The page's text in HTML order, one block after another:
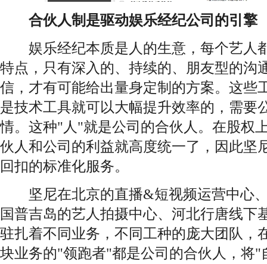
合伙人制是驱动娱乐经纪公司的引擎
娱乐经纪本质是人的生意，每个艺人
特点，只有深入的、持续的、朋友型的沟
信，才有可能给出量身定制的方案。这些
是技术工具就可以大幅提升效率的，需要
情。这种"人"就是公司的合伙人。在股权
伙人和公司的利益就高度统一了，因此坚
回扣的标准化服务。
坚尼在北京的直播&短视频运营中心、
国普吉岛的艺人拍摄中心、河北行唐线下
驻扎着不同业务，不同工种的庞大团队，
块业务的"领跑者"都是公司的合伙人，将"